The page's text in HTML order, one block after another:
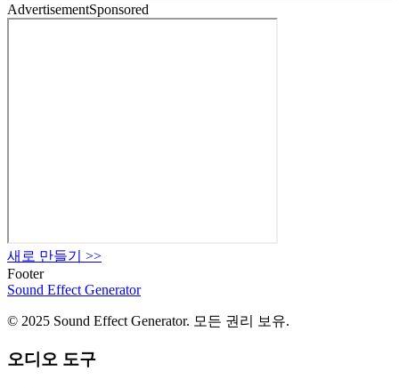
AdvertisementSponsored
새로 만들기
>>
Footer
Sound Effect Generator
© 2025 Sound Effect Generator. 모든 권리 보유.
오디오 도구